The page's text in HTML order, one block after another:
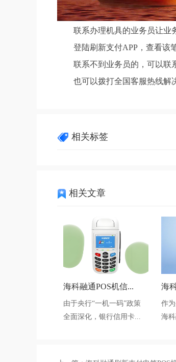
联系办理机具的业务员让业
登陆刷新支付APP，查看该
联系不到业务员的，可以联
也可以拨打全国客服热线解
相关标签
相关文章
海科融通POS机信...
由于央行“一机一码”政策
全面深化，银行信用卡...
海
作
海